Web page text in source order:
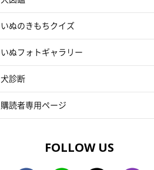
いぬのきもちクイズ
いぬフォトギャラリー
犬診断
購読者専用ページ
FOLLOW US